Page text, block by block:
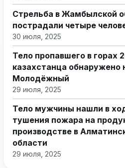
Стрельба в Жамбылской
пострадали четыре
30 июля, 2025
Тело пропавшего в горах
казахстанца обнаружено
Молодёжный
29 июля, 2025
Тело мужчины нашли в
тушения пожара на
производстве в
области
29 июля, 2025